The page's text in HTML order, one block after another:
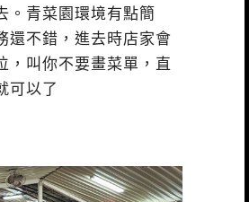
。青菜園環境有點簡
還不錯，進去時店家會
，叫你不要畫菜單，直
可以了